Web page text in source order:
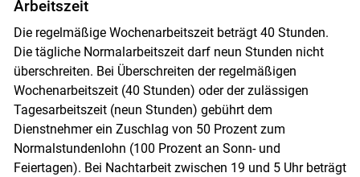
Arbeitszeit
Die regelmäßige Wochenarbeitszeit beträgt 40 Stunden.
Die tägliche Normalarbeitszeit darf neun Stunden nicht
überschreiten. Bei Überschreiten der regelmäßigen
Wochenarbeitszeit (40 Stunden) oder der zulässigen
Tagesarbeitszeit (neun Stunden) gebührt dem
Dienstnehmer ein Zuschlag von 50 Prozent zum
Normalstundenlohn (100 Prozent an Sonn- und
Feiertagen). Bei Nachtarbeit zwischen 19 und 5 Uhr beträgt